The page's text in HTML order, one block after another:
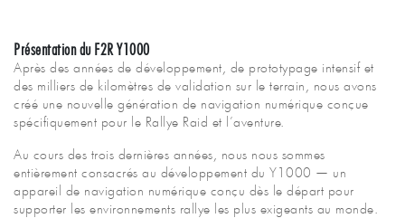
Présentation du F2R Y1000
Après des années de développement, de prototypage intensif et
des milliers de kilomètres de validation sur le terrain, nous avons
créé une nouvelle génération de navigation numérique conçue
spécifiquement pour le Rallye Raid et l’aventure.
Au cours des trois dernières années, nous nous sommes
entièrement consacrés au développement du Y1000 — un
appareil de navigation numérique conçu dès le départ pour
supporter les environnements rallye les plus exigeants au monde.